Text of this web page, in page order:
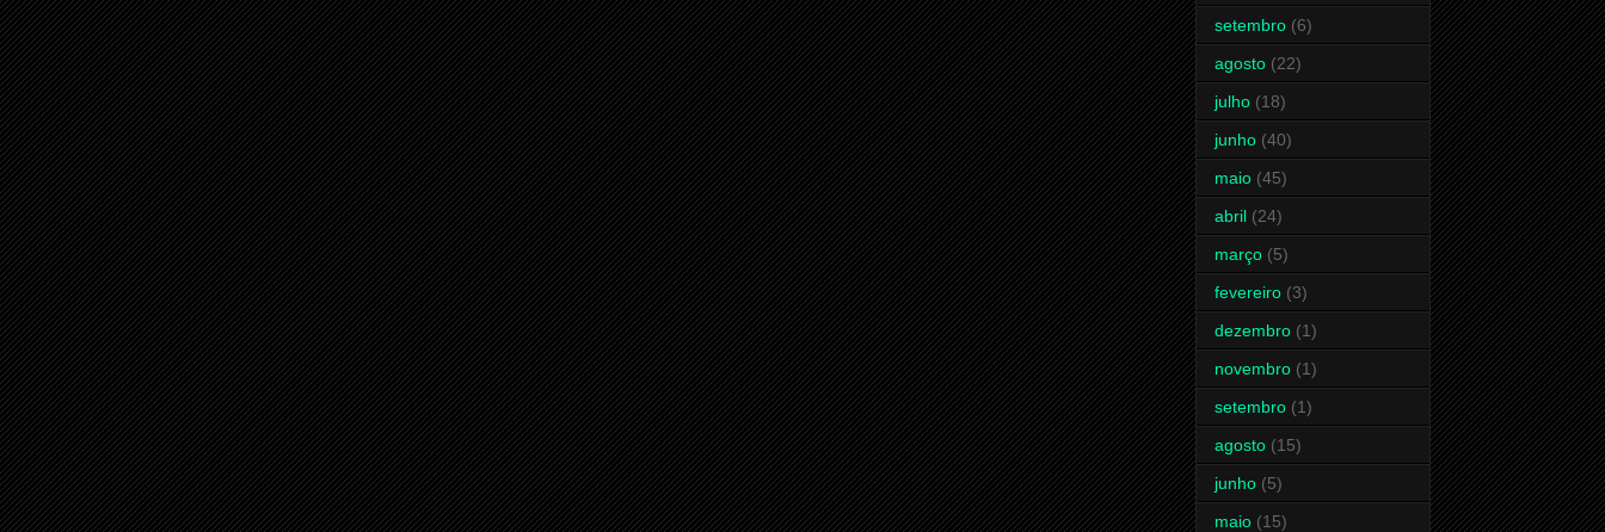
setembro (6)
agosto (22)
julho (18)
junho (40)
maio (45)
abril (24)
março (5)
fevereiro (3)
dezembro (1)
novembro (1)
setembro (1)
agosto (15)
junho (5)
maio (15)